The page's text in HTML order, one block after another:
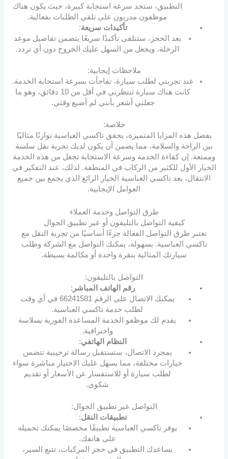
التطبيق، ستجد سرعة استجابة كبيرة، حيث يكون هناك
موظفون مدربون على تلقي الطلبات بفعالية.
تأكيدات سريعة:
بعد الحجز، ستتلقى تأكيدًا سريعًا يتضمن تفاصيل موعد
الرحلة، ويجعل من السهل عليك الخروج دون أي تردد.
ملاحظات إيجابية:
عند تجربتي لطلب سيارة، تفاجأت بسرعة استجابة الخدمة.
كانت هناك سيارة تنتظرني في أقل من 10 دقائق، وهو ما
جعلني أشعر بأنني لم أضيع وقتي.
خلاصة:
بفضل هذه المزايا المتميزة، يحقق تاكسي العباسية توازنًا مثاليًا
بين الراحة والسلامة، مما يضمن أن يكون لديك تجربة نقل سلسة
وممتعة. إن كفاءة الخدمة وسرعة الاستجابة تجعل من هذه الخدمة
الخيار الأول للكثير من الركاب في المنطقة. لذلك، عند التفكير في
الانتقال، يعد تاكسي العباسية الخيار الرائع الذي يجمع بين جميع
العوامل الإيجابية.
طرق التواصل وخدمة العملاء
كيفية التواصل بالتليفون أو عبر تطبيق الجوال
تعتبر طرق التواصل الفعالة جزءًا أساسيًا من تجربة النقل مع
تاكسي العباسية. بسهولة، يمكنك التواصل مع الشركة وطلب
سيارتك المثالية بنقرة واحدة أو مكالمة بسيطة.
التواصل بالتليفون:
رقم الهاتف المباشر :
يمكنك الاتصال على الرقم 66241581 في أي وقت
لطلب خدمة تاكسي العباسية.
يقدم لك موظفو الخدمة المساعدة الفورية بسلاسة
واحترافية.
النظام الهاتفي:
بمجرد الاتصال، ستستقبل رسالة ترحيبية تتضمن
خيارات مختلفة، مما يسهل عليك الاختيار مباشرة سواء
لطلب سيارة أو للاستفسار عن الأسعار أو تقديم
شكوى.
التواصل عبر تطبيق الجوال:
تطبيقات النقل:
يوفر تاكسي العباسية تطبيقًا مخصصًا يمكنك تحميله
على هاتفك.
يساعدك التطبيق في حجز المركبات، تتبع السير،